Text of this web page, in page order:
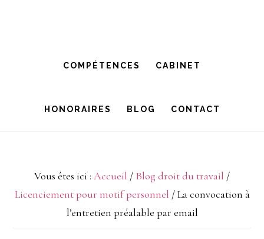
principale
COMPÉTENCES CABINET
HONORAIRES BLOG CONTACT
Vous êtes ici : Accueil / Blog droit du travail /
Licenciement pour motif personnel /La convocation à
l’entretien préalable par email